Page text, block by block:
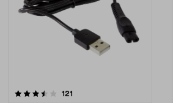
121
4.5 viidestä